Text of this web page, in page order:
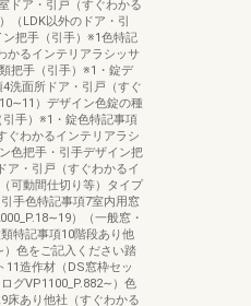
ドア・引戸（すぐわかる
（LDK以外のドア・引
把手（引手）※1色特記
るインテリアラシッサ
把手（引手）※1・錠デ
洗面所ドア・引戸（すぐ
）デザイン色錠の種
手）※1・錠色特記事項
ぐわかるインテリアラシ
色把手・引手デザイン把
・引戸（すぐわかるイ
可動間仕切り等）タイプ
手色特記事項7室内用窓
）（一般窓・
特記事項10階段あり他
色をご記入ください踏
造作材（DS窓枠セッ
グVP1100_P.882∼）色
床あり他社（すぐわかる